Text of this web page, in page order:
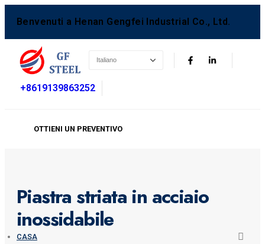
Benvenuti a Henan Gengfei Industrial Co., Ltd.
+8619139863252
OTTIENI UN PREVENTIVO
Piastra striata in acciaio
inossidabile
CASA